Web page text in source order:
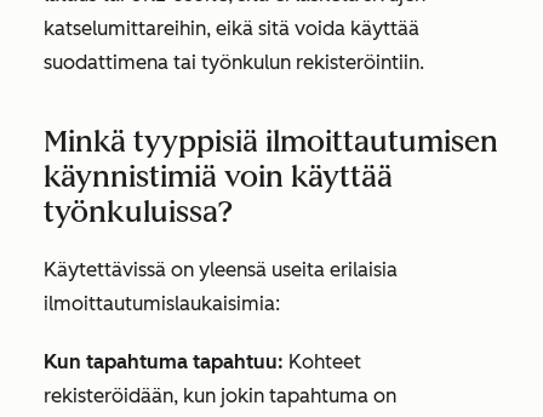
katselumittareihin, eikä sitä voida käyttää
suodattimena tai työnkulun rekisteröintiin.
Minkä tyyppisiä ilmoittautumisen
käynnistimiä voin käyttää
työnkuluissa?
Käytettävissä on yleensä useita erilaisia
ilmoittautumislaukaisimia:
Kun tapahtuma tapahtuu: Kohteet
rekisteröidään, kun jokin tapahtuma on